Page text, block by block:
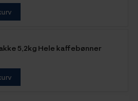
5,2kg Hele kaffebønner